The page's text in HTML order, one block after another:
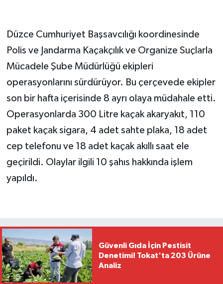
Düzce Cumhuriyet Başsavcılığı koordinesinde
Polis ve Jandarma Kaçakçılık ve Organize Suçlarla
Mücadele Şube Müdürlüğü ekipleri
operasyonlarını sürdürüyor. Bu çerçevede ekipler
son bir hafta içerisinde 8 ayrı olaya müdahale etti.
Operasyonlarda 300 Litre kaçak akaryakıt, 110
paket kaçak sigara, 4 adet sahte plaka, 18 adet
cep telefonu ve 18 adet kaçak akıllı saat ele
geçirildi. Olaylar ilgili 10 şahıs hakkında işlem
yapıldı.
Güvenli Gıda İçin Pestisit
Denetimi! Tokat'ta 203 Ürüne
Analiz